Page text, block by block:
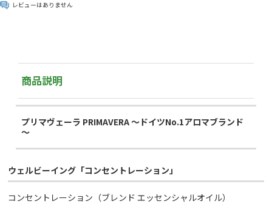
レビューはありません
商品説明
プリマヴェーラ PRIMAVERA ～ドイツNo.1アロマブランド
～
ウェルビーイング「コンセントレーション」
コンセントレーション（ブレンド エッセンシャルオイル）